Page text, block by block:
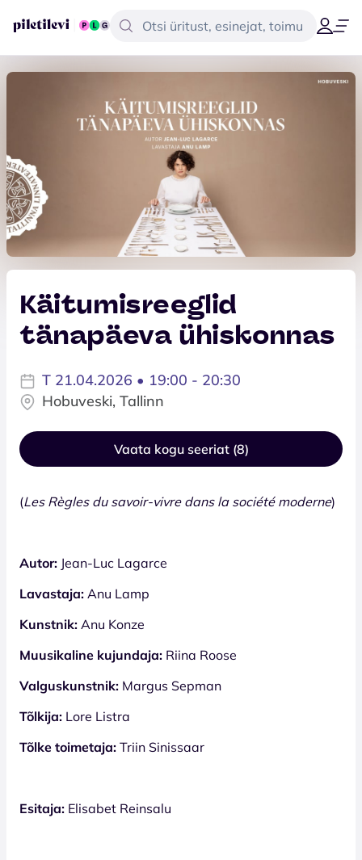
Käitumisreeglid
tänapäeva ühiskonnas
T 21.04.2026 • 19:00 - 20:30
Hobuveski, Tallinn
Vaata kogu seeriat (8)
(Les Règles du savoir-vivre dans la société moderne)
Autor: Jean-Luc Lagarce
Lavastaja: Anu Lamp
Kunstnik: Anu Konze
Muusikaline kujundaja: Riina Roose
Valguskunstnik: Margus Sepman
Tõlkija: Lore Listra
Tõlke toimetaja: Triin Sinissaar
Esitaja: Elisabet Reinsalu